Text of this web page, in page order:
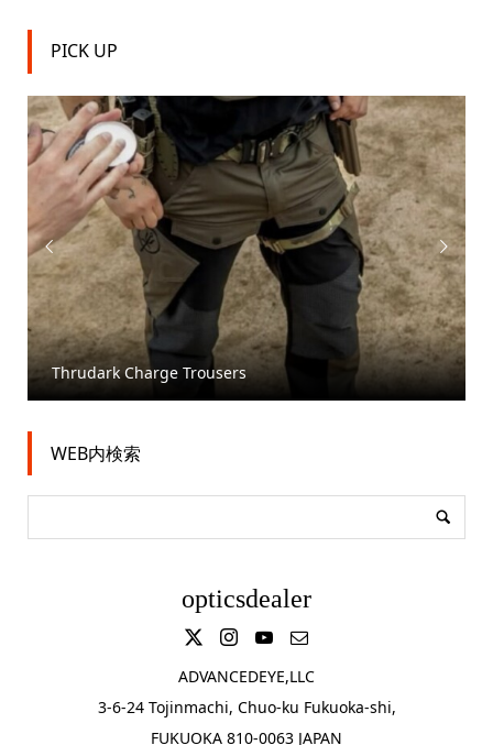
PICK UP

Trousers AEROKNOX AX15

WEB内検索
opticsdealer
ADVANCEDEYE,LLC
3-6-24 Tojinmachi, Chuo-ku Fukuoka-shi,
FUKUOKA 810-0063 JAPAN